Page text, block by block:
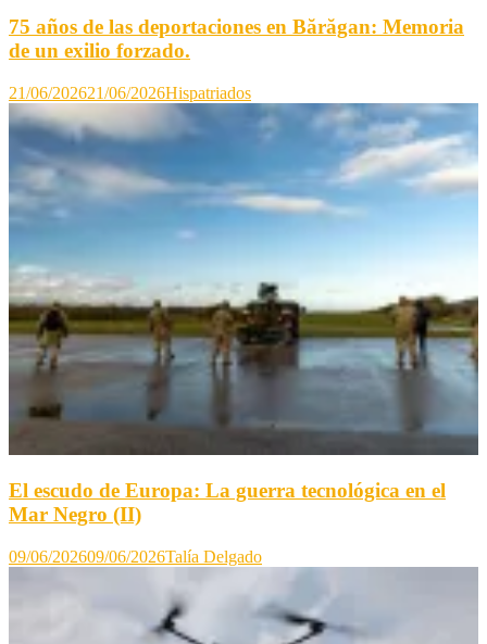
75 años de las deportaciones en Bărăgan: Memoria
de un exilio forzado.
21/06/202621/06/2026Hispatriados
El escudo de Europa: La guerra tecnológica en el
Mar Negro (II)
09/06/202609/06/2026Talía Delgado